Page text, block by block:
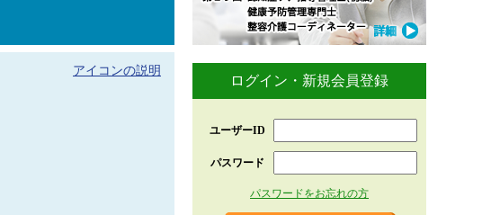
アイコンの説明
ログイン・新規会員登録
ユーザーID
パスワード
パスワードをお忘れの方